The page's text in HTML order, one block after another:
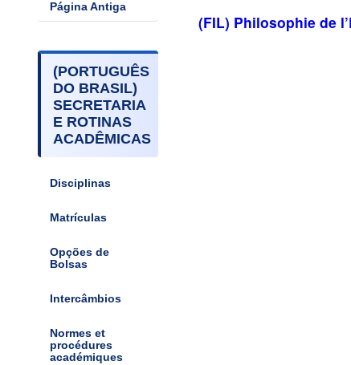
Página Antiga
(PORTUGUÊS
DO BRASIL)
SECRETARIA
E ROTINAS
ACADÊMICAS
Disciplinas
Matrículas
Opções de
Bolsas
Intercâmbios
Normes et
procédures
académiques
(FIL) Philosophie de